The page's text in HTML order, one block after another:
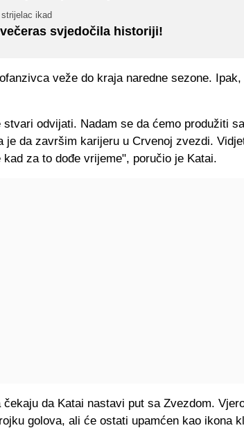
ikad
svjedočila historiji!
veže do kraja naredne sezone.
odvijati. Nadam se da ćemo produžiti
je da završim karijeru u Crvenoj zvezdi.
za to dođe vrijeme", poručio je Katai.
da Katai nastavi put sa Zvezdom.
golova, ali će ostati upamćen kao ikona